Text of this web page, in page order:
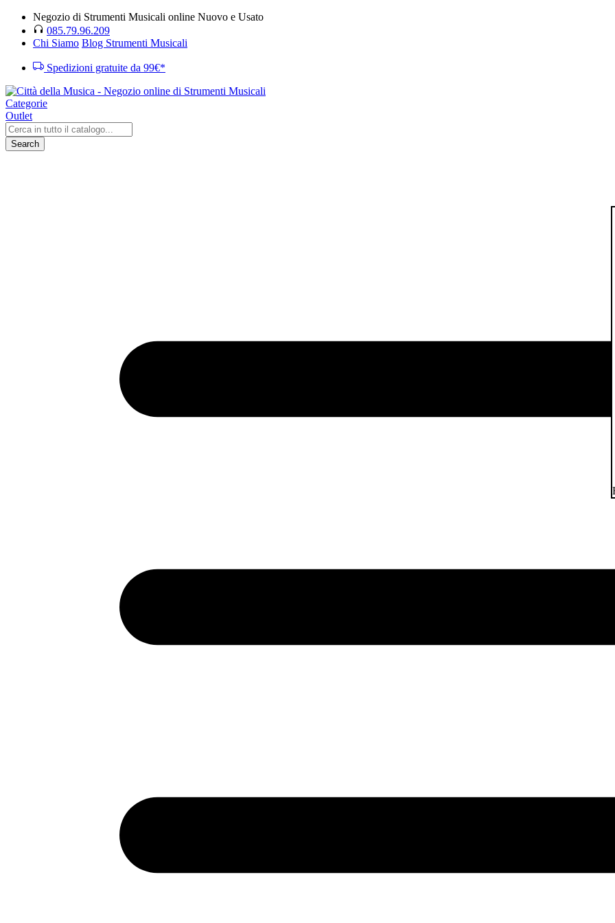
Negozio di Strumenti Musicali online Nuovo e Usato
085.79.96.209
Chi Siamo Blog Strumenti Musicali
Spedizioni gratuite da 99€*
Categorie
Outlet
Search